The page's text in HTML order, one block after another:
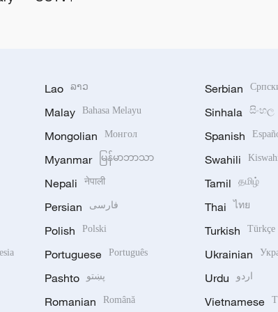
Lao ລາວ
Malay Bahasa Melayu
Mongolian Монгол
Myanmar မြန်မာဘာသာ
Nepali नेपाली
Persian فارسی
Polish Polski
Portuguese Português
Pashto پښتو
Romanian Română
Serbian
Sinhala සිංහල
Spanish
Swahili
Tamil தமிழ்
Thai ไทย
Turkish Türkçe
Ukrainian
Urdu اردو
Vietnamese